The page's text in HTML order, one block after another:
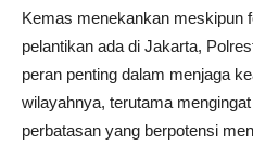
Kemas menekankan meskipun
pelantikan ada di Jakarta,
peran penting dalam menjaga
wilayahnya, terutama
perbatasan yang berpotensi